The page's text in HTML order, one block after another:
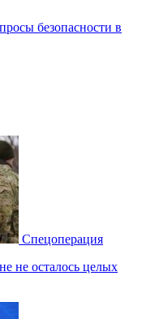
безопасности в
Спецоперация
не осталось целых